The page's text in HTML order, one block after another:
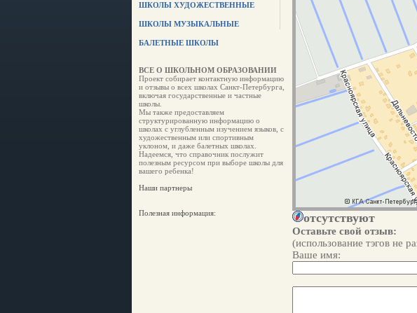
ШКОЛЫ ХУДОЖЕСТВЕННЫЕ
ШКОЛЫ МУЗЫКАЛЬНЫЕ
БАЛЕТНЫЕ ШКОЛЫ
ВСЕ О ШКОЛЬНОМ ОБРАЗОВАНИИ
Проект собирает контактную информацию
и отзывы о всех школах Санкт-Петербурга,
включая государственные и частные
школы.
Мы также предоставляем
структурированную информацию о
школах с углубленным изучением языков, с
художественным или спортивным
уклоном, и даже балетных школах.
Надеемся, что справочник послужит
полезным ресурсом при выборе школы для
вашего ребенка!
Наши партнеры
Полезная информация: отсутствуют
Оставьте свой отзыв:
(использование тэгов не
Ваше имя: